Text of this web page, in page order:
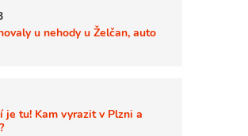
u nehody u Želčan, auto
je tu! Kam vyrazit v Plzni a